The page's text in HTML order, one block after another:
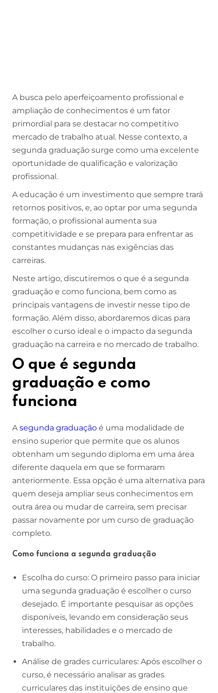
A busca pelo aperfeiçoamento profissional e
ampliação de conhecimentos é um fator
primordial para se destacar no competitivo
mercado de trabalho atual. Nesse contexto, a
segunda graduação surge como uma excelente
oportunidade de qualificação e valorização
profissional.
A educação é um investimento que sempre trará
retornos positivos, e, ao optar por uma segunda
formação, o profissional aumenta sua
competitividade e se prepara para enfrentar as
constantes mudanças nas exigências das
carreiras.
Neste artigo, discutiremos o que é a segunda
graduação e como funciona, bem como as
principais vantagens de investir nesse tipo de
formação. Além disso, abordaremos dicas para
escolher o curso ideal e o impacto da segunda
graduação na carreira e no mercado de trabalho.
O que é segunda
graduação e como
funciona
Asegunda graduação é uma modalidade de
ensino superior que permite que os alunos
obtenham um segundo diploma em uma área
diferente daquela em que se formaram
anteriormente. Essa opção é uma alternativa para
quem deseja ampliar seus conhecimentos em
outra área ou mudar de carreira, sem precisar
passar novamente por um curso de graduação
completo.
Como funciona a segunda graduação
Escolha do curso: O primeiro passo para iniciar
uma segunda graduação é escolher o curso
desejado. É importante pesquisar as opções
disponíveis, levando em consideração seus
interesses, habilidades e o mercado de
trabalho.
Análise de grades curriculares: Após escolher o
curso, é necessário analisar as grades
curriculares das instituições de ensino que